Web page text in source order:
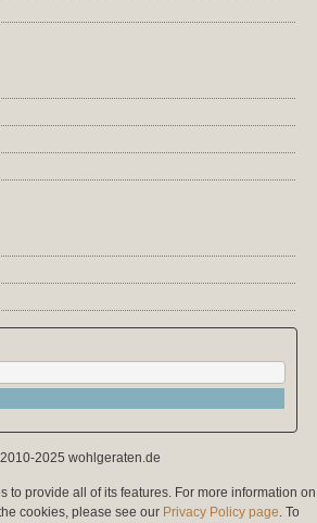
2025 wohlgeraten.de
to provide all of its features. For more information on
cookies, please see our Privacy Policy page. To